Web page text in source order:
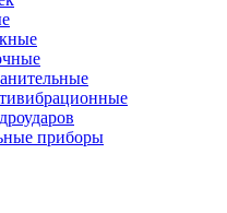
приборы